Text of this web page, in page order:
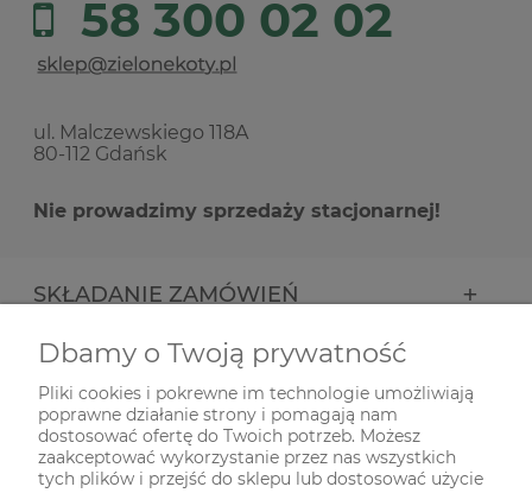
58 300 02 02
ul. Malczewskiego 118A
80-112 Gdańsk
Nie prowadzimy sprzedaży stacjonarnej!
SKŁADANIE ZAMÓWIEŃ
INFORMACJE
ODWIEDŹ NAS NA
Dbamy o Twoją prywatność
Pliki cookies i pokrewne im technologie umożliwiają
poprawne działanie strony i pomagają nam
dostosować ofertę do Twoich potrzeb. Możesz
zaakceptować wykorzystanie przez nas wszystkich
tych plików i przejść do sklepu lub dostosować użycie